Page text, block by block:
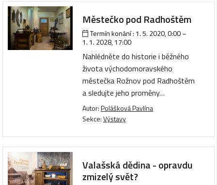
Městečko pod Radhoštěm
Termín konání : 1. 5. 2020, 0:00–
1. 1. 2028, 17:00
Nahlédněte do historie i běžného
života východomoravského
městečka Rožnov pod Radhoštěm
a sledujte jeho proměny…
Autor:Polášková Pavlína
Sekce:Výstavy
Valašská dědina - opravdu
zmizelý svět?